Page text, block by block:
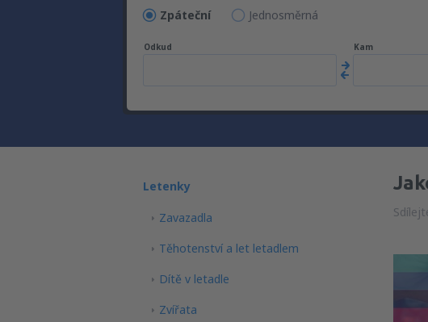
Zpáteční Jednosměrná
Odkud Kam
Letenky
Zavazadla
Těhotenství a let letadlem
Dítě v letadle
Zvířata